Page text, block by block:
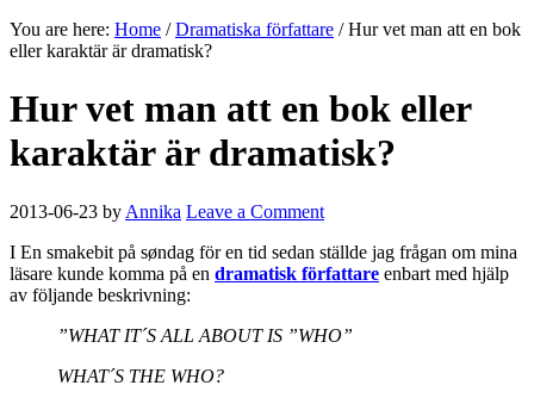
You are here: Home / Dramatiska författare /Hur vet man att en bok
eller karaktär är dramatisk?
Hur vet man att en bok eller
karaktär är dramatisk?
2013-06-23 by Annika Leave a Comment
I En smakebit på søndag för en tid sedan ställde jag frågan om mina
läsare kunde komma på en dramatisk författare enbart med hjälp
av följande beskrivning:
”WHAT IT´S ALL ABOUT IS ”WHO”
WHAT´S THE WHO?